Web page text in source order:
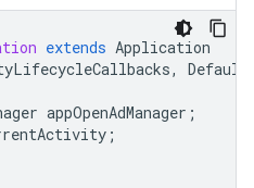
extends Application
,
appOpenAdManager ;
;